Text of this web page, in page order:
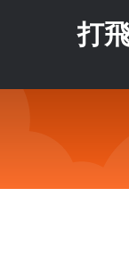
打